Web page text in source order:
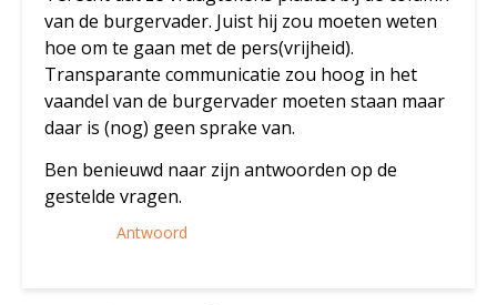
van de burgervader. Juist hij zou moeten weten
hoe om te gaan met de pers(vrijheid).
Transparante communicatie zou hoog in het
vaandel van de burgervader moeten staan maar
daar is (nog) geen sprake van.
Ben benieuwd naar zijn antwoorden op de
gestelde vragen.
Antwoord